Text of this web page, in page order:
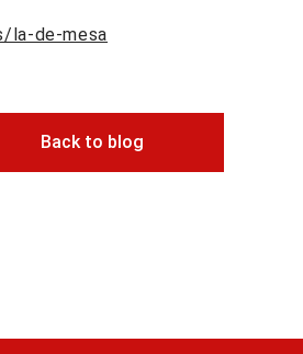
la-de-mesa
Back to blog